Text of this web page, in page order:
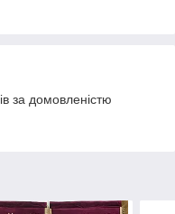
за домовленістю